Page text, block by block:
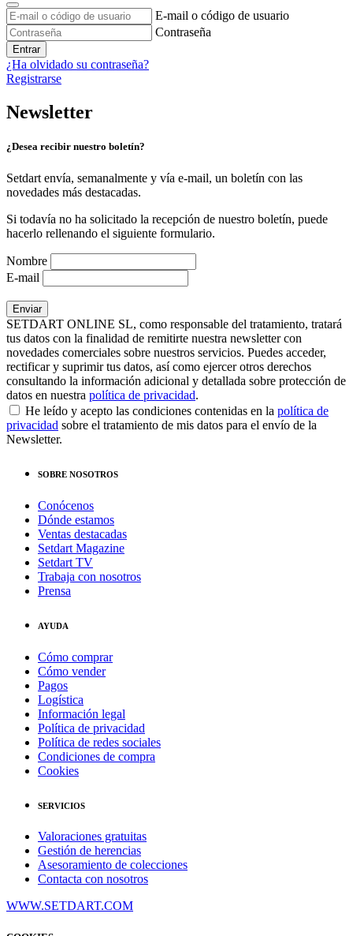
E-mail o código de usuario
Contraseña
Entrar
¿Ha olvidado su contraseña?
Registrarse
Newsletter
¿Desea recibir nuestro boletín?
Setdart envía, semanalmente y vía e-mail, un boletín con las
novedades más destacadas.
Si todavía no ha solicitado la recepción de nuestro boletín, puede
hacerlo rellenando el siguiente formulario.
Nombre
E-mail
SETDART ONLINE SL, como responsable del tratamiento, tratará
tus datos con la finalidad de remitirte nuestra newsletter con
novedades comerciales sobre nuestros servicios. Puedes acceder,
rectificar y suprimir tus datos, así como ejercer otros derechos
consultando la información adicional y detallada sobre protección de
datos en nuestra política de privacidad.
He leído y acepto las condiciones contenidas en la política de
privacidad sobre el tratamiento de mis datos para el envío de la
Newsletter.
SOBRE NOSOTROS
Conócenos
Dónde estamos
Ventas destacadas
Setdart Magazine
Setdart TV
Trabaja con nosotros
Prensa
AYUDA
Cómo comprar
Cómo vender
Pagos
Logística
Información legal
Política de privacidad
Política de redes sociales
Condiciones de compra
Cookies
SERVICIOS
Valoraciones gratuitas
Gestión de herencias
Asesoramiento de colecciones
Contacta con nosotros
WWW.SETDART.COM